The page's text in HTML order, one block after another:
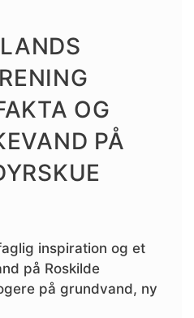
OG
PÅ
inspiration og et
på Roskilde
på grundvand, ny